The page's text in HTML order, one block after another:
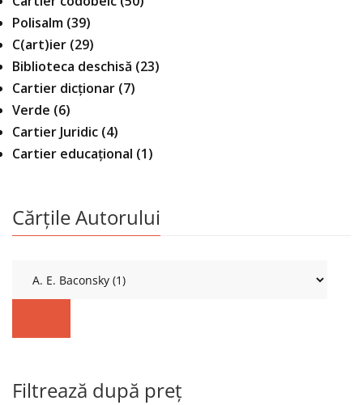
Polisalm (39)
C(art)ier (29)
Biblioteca deschisă (23)
Cartier dicționar (7)
Verde (6)
Cartier Juridic (4)
Cartier educațional (1)
Cărțile Autorului
Filtrează după preț